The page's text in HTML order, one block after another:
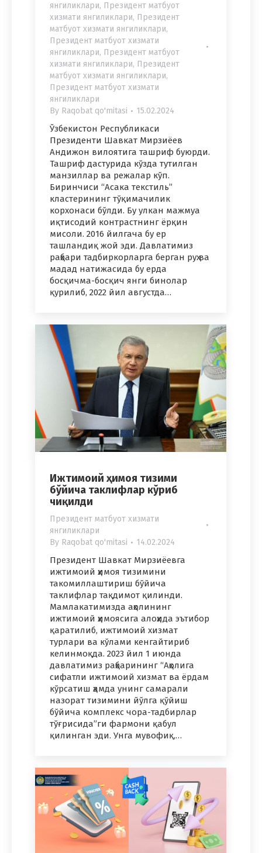
янгиликлари, Президент матбуот
хизмати янгиликлари, Президент
матбуот хизмати янгиликлари,
Президент матбуот хизмати
янгиликлари, Президент матбуот
хизмати янгиликлари, Президент
матбуот хизмати янгиликлари,
Президент матбуот хизмати
янгиликлари
By Raqobat qo'mitasi 15.02.2024
Ўзбекистон Республикаси
Президенти Шавкат Мирзиёев
Андижон вилоятига ташриф буюрди.
Ташриф дастурида кўзда тутилган
манзиллар ва режалар кўп.
Биринчиси “Асака текстиль”
кластерининг тўқимачилик
корхонаси бўлди. Бу улкан мажмуа
иқтисодий контрастнинг ёрқин
мисоли. 2016 йилгача бу ер
ташландиқ жой эди. Давлатимиз
раҳбари тадбиркорларга берган руҳ ва
мадад натижасида бу ерда
босқичма-босқич янги бинолар
қурилиб, 2022 йил августда…
Ижтимоий ҳимоя тизими
бўйича таклифлар кўриб
чиқилди
Президент матбуот хизмати
янгиликлари
By Raqobat qo'mitasi 14.02.2024
Президент Шавкат Мирзиёевга
ижтимоий ҳимоя тизимини
такомиллаштириш бўйича
таклифлар тақдимот қилинди.
Мамлакатимизда аҳолининг
ижтимоий ҳимоясига алоҳида эътибор
қаратилиб, ижтимоий хизмат
турлари ва кўлами кенгайтириб
келинмоқда. 2023 йил 1 июнда
давлатимиз раҳбарининг “Аҳолига
сифатли ижтимоий хизмат ва ёрдам
кўрсатиш ҳамда унинг самарали
назорат тизимини йўлга қўйиш
бўйича комплекс чора-тадбирлар
тўғрисида”ги фармони қабул
қилинган эди. Унга мувофиқ,…